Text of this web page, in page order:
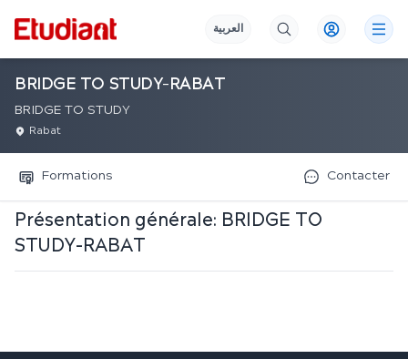
العربية
BRIDGE TO STUDY-RABAT
BRIDGE TO STUDY
Rabat
Formations Contacter
Présentation générale: BRIDGE TO
STUDY-RABAT